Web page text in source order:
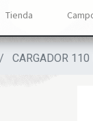
Tienda
CARGADOR